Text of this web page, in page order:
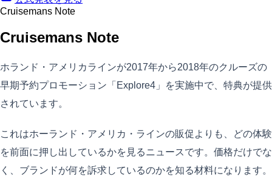
Cruisemans Note
Cruisemans Note
ホランド・アメリカラインが2017年から2018年のクルーズの
早期予約プロモーション「Explore4」を実施中で、特典が提供
されています。
これはホーランド・アメリカ・ラインの販促よりも、どの体験
を前面に押し出しているかを見るニュースです。価格だけでな
く、ブランドが何を訴求しているのかを知る材料になります。